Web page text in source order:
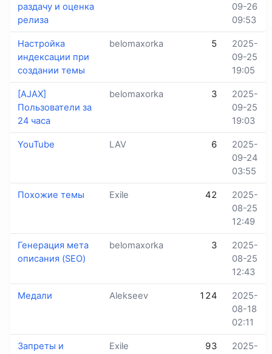
раздачу и оценка
релиза
09-26
09:53
Настройка
индексации при
создании темы
belomaxorka 5
2025-
09-25
19:05
[AJAX]
Пользователи за
24 часа
belomaxorka 3
2025-
09-25
19:03
YouTube LAV 6
2025-
09-24
03:55
Похожие темы Exile 42
2025-
08-25
12:49
Генерация мета
описания (SEO)
belomaxorka 3
2025-
08-25
12:43
Медали Alekseev 124
2025-
08-18
02:11
Запреты и
Exile 93
2025-